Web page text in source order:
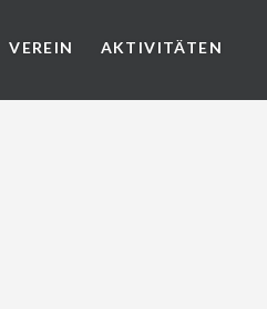
VEREIN AKTIVITÄTEN